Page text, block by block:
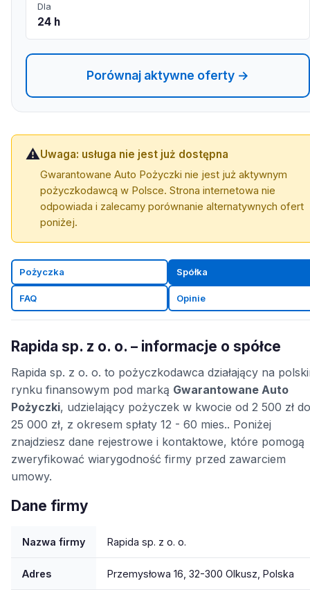
Dla
24 h
Porównaj aktywne oferty →
⚠️Uwaga: usługa nie jest już dostępna
Gwarantowane Auto Pożyczki nie jest już aktywnym
pożyczkodawcą w Polsce. Strona internetowa nie
odpowiada i zalecamy porównanie alternatywnych ofert
poniżej.
Pożyczka Spółka
FAQ Opinie
Rapida sp. z o. o. – informacje o spółce
Rapida sp. z o. o. to pożyczkodawca działający na
rynku finansowym pod marką Gwarantowane Auto
Pożyczki, udzielający pożyczek w kwocie od 2 500 zł do
25 000 zł, z okresem spłaty 12 - 60 mies.. Poniżej
znajdziesz dane rejestrowe i kontaktowe, które pomogą
zweryfikować wiarygodność firmy przed zawarciem
umowy.
Dane firmy
Nazwa firmy Rapida sp. z o. o.
Adres Przemysłowa 16, 32-300 Olkusz, Polska